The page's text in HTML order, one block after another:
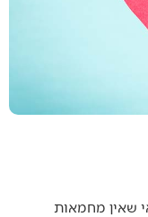
שאין מחמאות